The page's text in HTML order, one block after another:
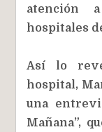
atención
hospitales
Así lo
hospital,
una
Mañana”,